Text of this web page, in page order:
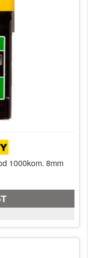
1000kom. 8mm